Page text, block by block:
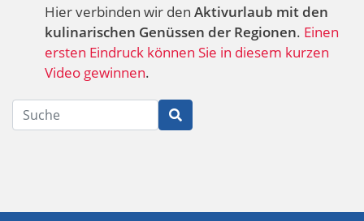
Hier verbinden wir den Aktivurlaub mit den
kulinarischen Genüssen der Regionen. Einen
ersten Eindruck können Sie in diesem kurzen
Video gewinnen.
Suche